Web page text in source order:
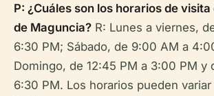
P: ¿Cuáles son los horarios de
de Maguncia? R: Lunes a viernes,
6:30 PM; Sábado, de 9:00 AM a
Domingo, de 12:45 PM a 3:00 PM y
6:30 PM. Los horarios pueden variar